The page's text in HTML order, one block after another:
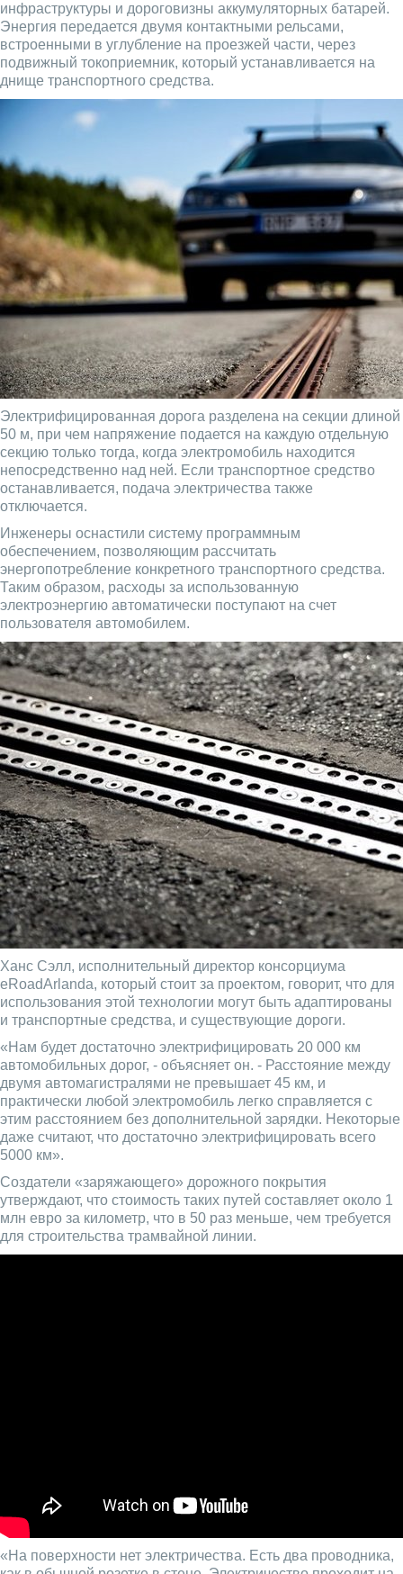
инфраструктуры и дороговизны аккумуляторных батарей.
Энергия передается двумя контактными рельсами,
встроенными в углубление на проезжей части, через
подвижный токоприемник, который устанавливается на
днище транспортного средства.
Электрифицированная дорога разделена на секции длиной
50 м, при чем напряжение подается на каждую отдельную
секцию только тогда, когда электромобиль находится
непосредственно над ней. Если транспортное средство
останавливается, подача электричества также
отключается.
Инженеры оснастили систему программным
обеспечением, позволяющим рассчитать
энергопотребление конкретного транспортного средства.
Таким образом, расходы за использованную
электроэнергию автоматически поступают на счет
пользователя автомобилем.
Ханс Сэлл, исполнительный директор консорциума
eRoadArlanda, который стоит за проектом, говорит, что для
использования этой технологии могут быть адаптированы
и транспортные средства, и существующие дороги.
«Нам будет достаточно электрифицировать 20 000 км
автомобильных дорог, - объясняет он. - Расстояние между
двумя автомагистралями не превышает 45 км, и
практически любой электромобиль легко справляется с
этим расстоянием без дополнительной зарядки. Некоторые
даже считают, что достаточно электрифицировать всего
5000 км».
Создатели «заряжающего» дорожного покрытия
утверждают, что стоимость таких путей составляет около 1
млн евро за километр, что в 50 раз меньше, чем требуется
для строительства трамвайной линии.
«На поверхности нет электричества. Есть два проводника,